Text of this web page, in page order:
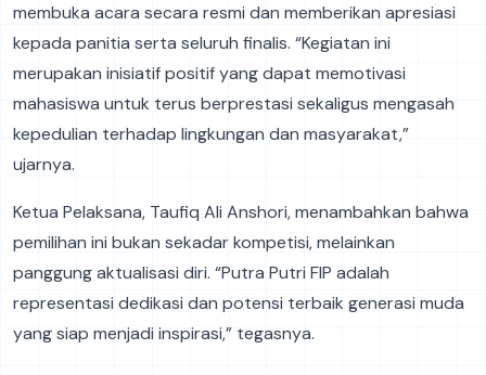
membuka acara secara resmi dan memberikan apresiasi
kepada panitia serta seluruh finalis. “Kegiatan ini
merupakan inisiatif positif yang dapat memotivasi
mahasiswa untuk terus berprestasi sekaligus mengasah
kepedulian terhadap lingkungan dan masyarakat,”
ujarnya.
Ketua Pelaksana, Taufiq Ali Anshori, menambahkan bahwa
pemilihan ini bukan sekadar kompetisi, melainkan
panggung aktualisasi diri. “Putra Putri FIP adalah
representasi dedikasi dan potensi terbaik generasi muda
yang siap menjadi inspirasi,” tegasnya.